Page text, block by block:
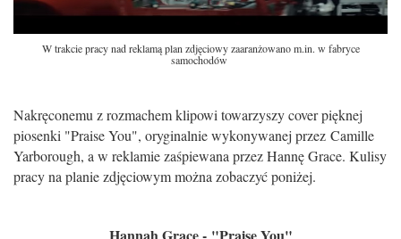
W trakcie pracy nad reklamą plan zdjęciowy zaaranżowano m.in. w fabryce
samochodów
Nakręconemu z rozmachem klipowi towarzyszy cover pięknej
piosenki "Praise You", oryginalnie wykonywanej przez Camille
Yarborough, a w reklamie zaśpiewana przez Hannę Grace. Kulisy
pracy na planie zdjęciowym można zobaczyć poniżej.